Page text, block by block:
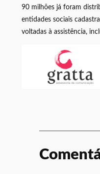
90 milhões já foram
entidades sociais
voltadas à assistência,